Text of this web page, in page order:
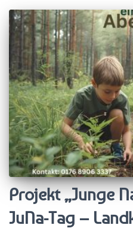
Projekt „Junge
JuNa-Tag –